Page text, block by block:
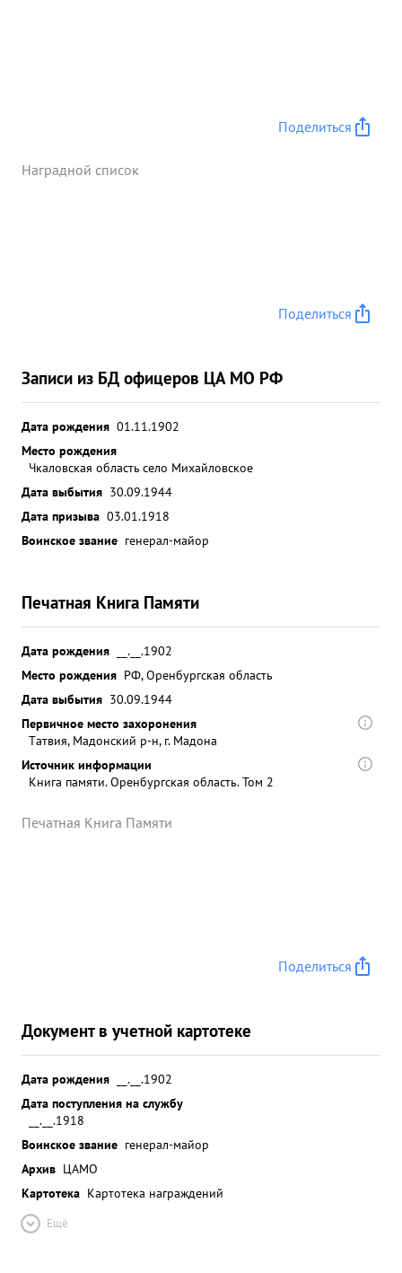
Поделиться
Наградной список
Поделиться
Записи из БД офицеров ЦА МО РФ
Дата рождения 01.11.1902
Место рождения
Чкаловская область село Михайловское
Дата выбытия 30.09.1944
Дата призыва 03.01.1918
Воинское звание генерал-майор
Печатная Книга Памяти
Дата рождения
__.__.1902
Место рождения РФ, Оренбургская область
Дата выбытия 30.09.1944
Первичное место захоронения
Tатвия, Мадонский р-н, г. Мадона
Источник информации
Книга памяти. Оренбургская область. Том 2
Печатная Книга Памяти
Поделиться
Документ в учетной картотеке
Дата рождения
__.__.1902
Дата поступления на службу
__.__.1918
Воинское звание генерал-майор
Архив ЦАМО
Картотека Картотека награждений
Ещё